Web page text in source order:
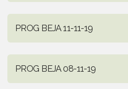
PROG BEJA 11-11-19
PROG BEJA 08-11-19